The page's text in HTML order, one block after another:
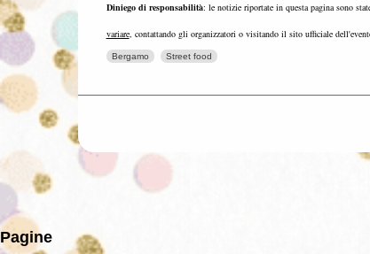
Diniego di responsabilità: le notizie riportate in questa pagina sono
variare, contattando gli organizzatori o visitando il sito ufficiale
Bergamo Street food
Pagine